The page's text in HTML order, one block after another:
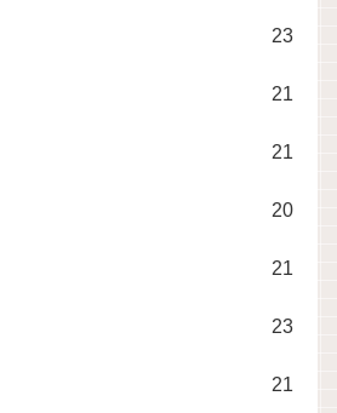
23
21
21
20
21
23
21